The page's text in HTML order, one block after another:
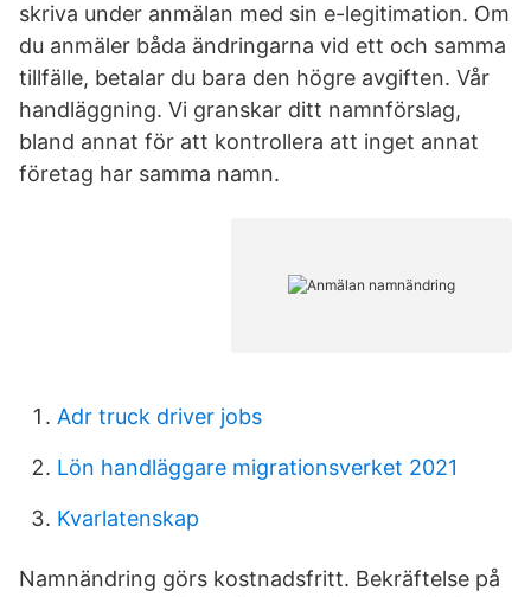
skriva under anmälan med sin e-legitimation. Om
du anmäler båda ändringarna vid ett och samma
tillfälle, betalar du bara den högre avgiften. Vår
handläggning. Vi granskar ditt namnförslag,
bland annat för att kontrollera att inget annat
företag har samma namn.
Adr truck driver jobs
Lön handläggare migrationsverket 2021
Kvarlatenskap
Namnändring görs kostnadsfritt. Bekräftelse på